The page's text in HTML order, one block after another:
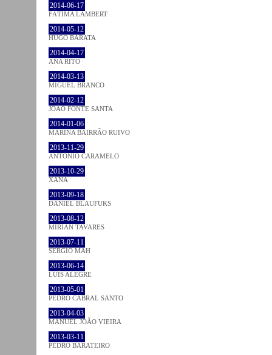
2014-06-17
FÁTIMA LAMBERT
2014-05-12
HUGO BARATA
2014-04-17
ANA RITO
2014-03-13
MIGUEL BRANCO
2014-02-12
JOÃO FONTE SANTA
2014-01-06
MARINA BAIRRÃO RUIVO
2013-11-29
ANTÓNIO CARAMELO
2013-10-29
XANA
2013-09-18
DANIEL BLAUFUKS
2013-08-12
MIRIAN TAVARES
2013-07-11
SÉRGIO MAH
2013-06-14
LUÍS ALEGRE
2013-05-01
PEDRO CABRAL SANTO
2013-04-03
MANUEL JOÃO VIEIRA
2013-03-11
PEDRO BARATEIRO